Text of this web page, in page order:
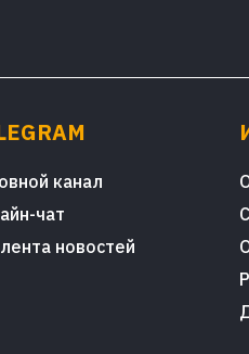
канал
чат
новостей